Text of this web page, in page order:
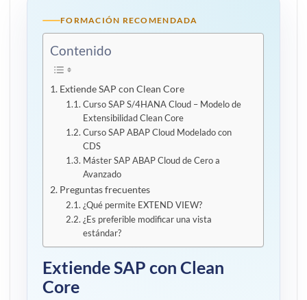
FORMACIÓN RECOMENDADA
Contenido
Extiende SAP con Clean Core
Curso SAP S/4HANA Cloud – Modelo de
Extensibilidad Clean Core
Curso SAP ABAP Cloud Modelado con
CDS
Máster SAP ABAP Cloud de Cero a
Avanzado
Preguntas frecuentes
¿Qué permite EXTEND VIEW?
¿Es preferible modificar una vista
estándar?
Extiende SAP con Clean
Core